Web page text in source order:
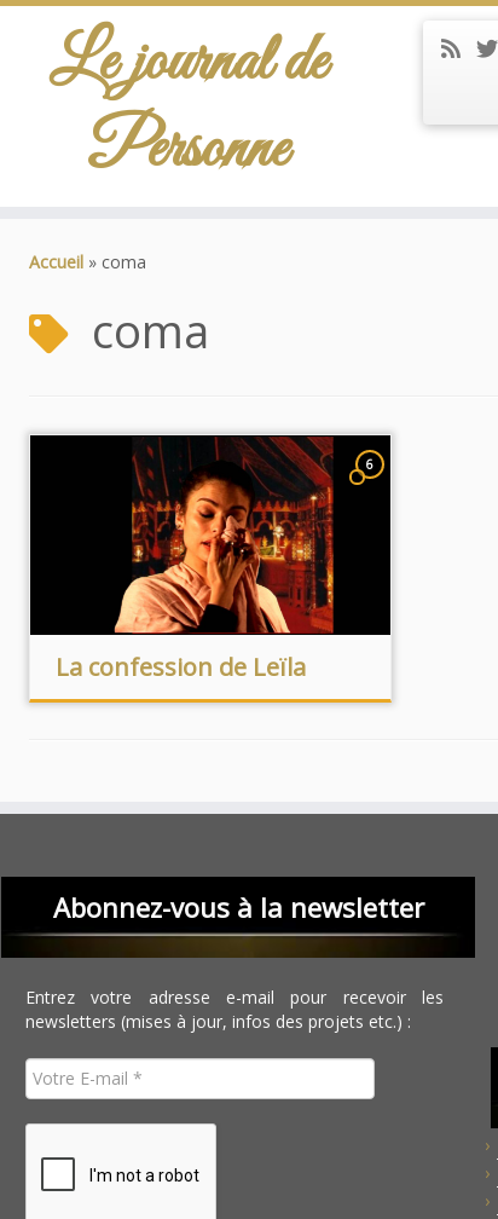
Le journal de
Personne
Accueil » coma
coma
6
La confession de Leïla
Abonnez-vous à la newsletter
Entrez votre adresse e-mail pour recevoir les
newsletters (mises à jour, infos des projets etc.) :